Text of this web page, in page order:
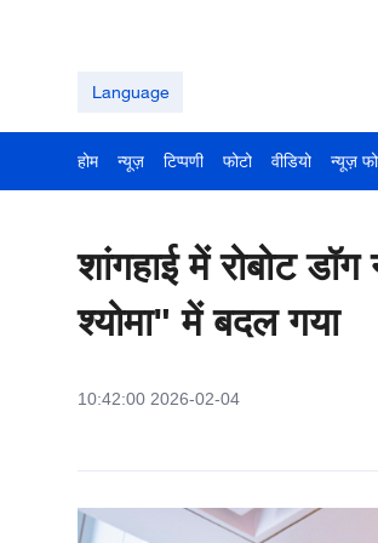
Language
होम न्यूज़ टिप्पणी फोटो वीडियो न्यूज़
शांगहाई में रोबोट
श्योमा" में बदल गया
10:42:00 2026-02-04